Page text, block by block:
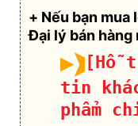
+ Nếu bạn mua
Đại lý bán hàng
[Hỗ
tin
phẩm